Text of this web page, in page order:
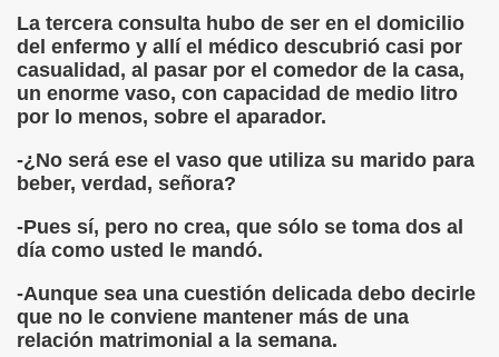
La tercera consulta hubo de ser en el domicilio
del enfermo y allí el médico descubrió casi por
casualidad, al pasar por el comedor de la casa,
un enorme vaso, con capacidad de medio litro
por lo menos, sobre el aparador.
-¿No será ese el vaso que utiliza su marido para
beber, verdad, señora?
-Pues sí, pero no crea, que sólo se toma dos al
día como usted le mandó.
-Aunque sea una cuestión delicada debo decirle
que no le conviene mantener más de una
relación matrimonial a la semana.